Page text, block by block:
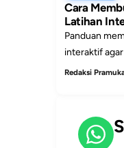
Cara
Latihan
Panduan
interaktif
mengandung
Redaksi